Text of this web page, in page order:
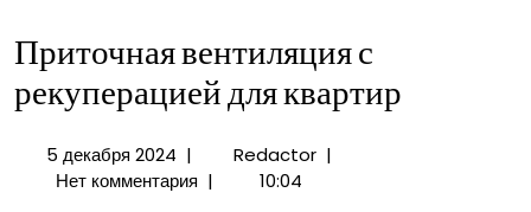
Приточная вентиляция с
рекуперацией для квартир
5 декабря 20245
декабря
| RedactorПриточная
|
Нет комментария | 10:04